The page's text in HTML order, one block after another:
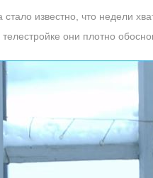
известно, что недели
они плотно